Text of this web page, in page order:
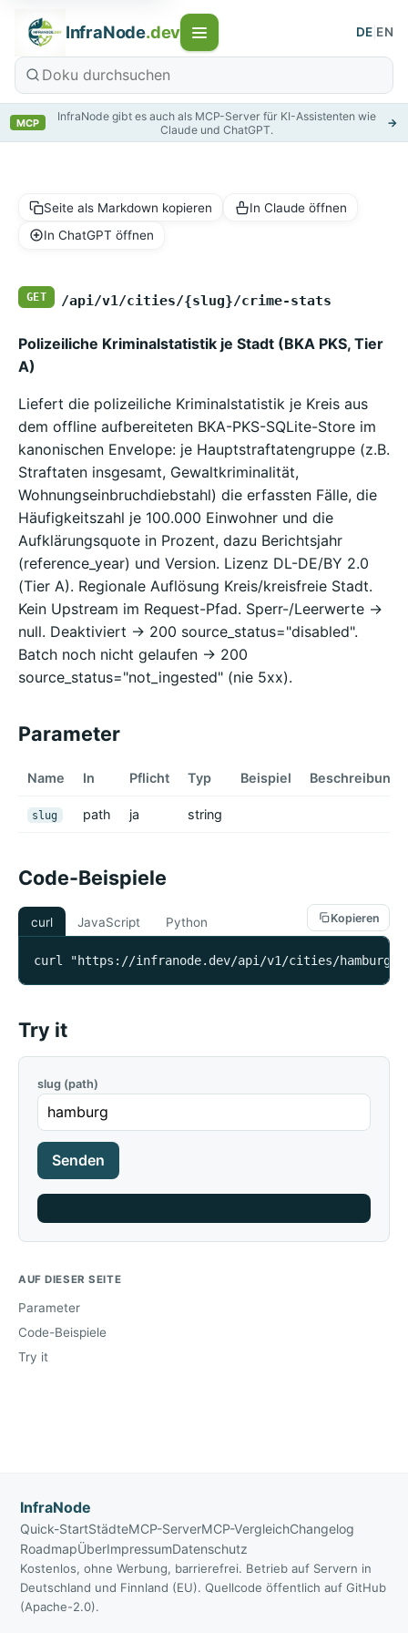
InfraNode.dev DE EN
MCP
InfraNode gibt es auch als MCP-Server für KI-Assistenten wie
Claude und ChatGPT.
→
Seite als Markdown kopieren
In Claude öffnen
In ChatGPT öffnen
GET /api/v1/cities/{slug}/crime-stats
Polizeiliche Kriminalstatistik je Stadt (BKA PKS, Tier
A)
Liefert die polizeiliche Kriminalstatistik je Kreis aus
dem offline aufbereiteten BKA-PKS-SQLite-Store im
kanonischen Envelope: je Hauptstraftatengruppe (z.B.
Straftaten insgesamt, Gewaltkriminalität,
Wohnungseinbruchdiebstahl) die erfassten Fälle, die
Häufigkeitszahl je 100.000 Einwohner und die
Aufklärungsquote in Prozent, dazu Berichtsjahr
(reference_year) und Version. Lizenz DL-DE/BY 2.0
(Tier A). Regionale Auflösung Kreis/kreisfreie Stadt.
Kein Upstream im Request-Pfad. Sperr-/Leerwerte ->
null. Deaktiviert -> 200 source_status="disabled".
Batch noch nicht gelaufen -> 200
source_status="not_ingested" (nie 5xx).
Parameter
Name In Pflicht Typ Beispiel Beschreibung
slug path ja string
Code-Beispiele
curl JavaScript Python Kopieren
curl "https://infranode.dev/api/v1/cities/hamburg/
Try it
slug (path)
Senden
AUF DIESER SEITE
Parameter
Code-Beispiele
Try it
InfraNode
Quick-StartStädteMCP-ServerMCP-VergleichChangelog
RoadmapÜberImpressumDatenschutz
Kostenlos, ohne Werbung, barrierefrei. Betrieb auf Servern in
Deutschland und Finnland (EU). Quellcode öffentlich auf GitHub
(Apache-2.0).